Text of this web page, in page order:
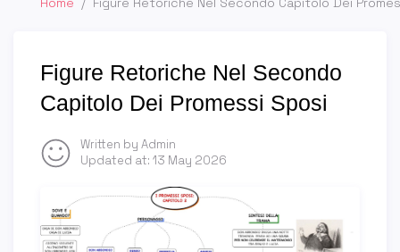
Figure Retoriche Nel Secondo
Capitolo Dei Promessi Sposi
Written by Admin
Updated at: 13 May 2026